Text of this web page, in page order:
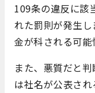
109条の違反に該
れた罰則が発生
金が科される可能
また、悪質だと
は社名が公表さ